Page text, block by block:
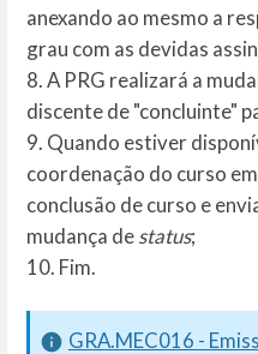
anexando ao mesmo a
grau com as devidas
8. A PRG realizará a
discente de "concluinte"
9. Quando estiver
coordenação do curso
conclusão de curso e
mudança destatus;
10. Fim.
GRA.MEC016 -